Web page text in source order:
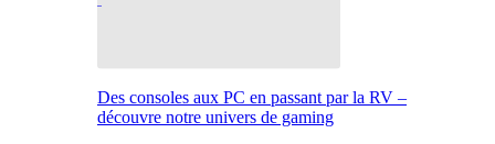
Des consoles aux PC en passant par la RV –
découvre notre univers de gaming